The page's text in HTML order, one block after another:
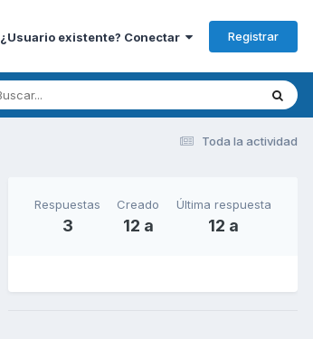
¿Usuario existente? Conectar Registrar
Toda la actividad
Respuestas
3
Creado
12 a
Última respuesta
12 a